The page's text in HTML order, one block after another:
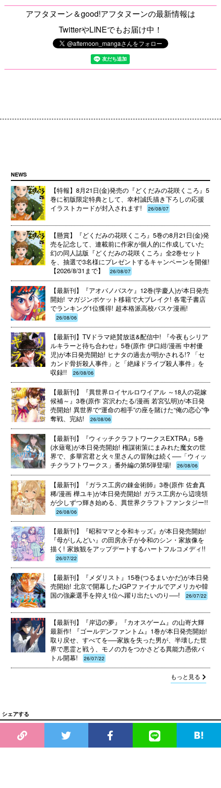
アフタヌーン＆good!アフタヌーンの最新情報は
TwitterやLINEでもお届け中！
NEWS
【特報】8月21日(金)発売の『どくだみの花咲くころ』5
巻に初版限定特典として、幸村誠氏描き下ろしの応援
イラストカードが封入されます!
26/08/07
【懸賞】『どくだみの花咲くころ』5巻の8月21日(金)発
売を記念して、連載前に作家が個人的に作成していた
幻の同人誌版『どくだみの花咲くころ』全2巻セット
を、抽選で3名様にプレゼントするキャンペーンを開催!
【2026/8/31まで】
26/08/07
【最新刊】『アオバノバスケ』12巻(学慶人)が本日発売
開始! マガジンポケット移籍で大ブレイク! 各電子書店
でランキング1位獲得! 超本格派高校バスケ漫画!
26/08/06
【最新刊】TVドラマ絶賛放送&配信中! 『今夜もシリア
ルキラーと待ち合わせ』5巻(原作 伊口紺/漫画 中村優
児)が本日発売開始! ヒナタの過去が明かされる!? 「セ
カンド骨折殺人事件」と「絶縁ドライブ殺人事件」を
収録!!
26/08/06
【最新刊】『異世界ロイヤルロワイアル ～18人の花嫁
候補～』3巻(原作 宮沢わたる/漫画 若宮弘明)が本日発
売開始! 異世界で“運命の相手”の座を賭けた“俺の恋心”争
奪戦、完結!
26/08/06
【最新刊】『ウィッチクラフトワークスEXTRA』5巻
(水薙竜)が本日発売開始! 権謀術策にまみれた魔女の世
界で、多華宮君と火々里さんの冒険は続く──「ウィッ
チクラフトワークス」番外編の第5弾登場!
26/08/06
【最新刊】『ガラス工房の錬金術師』3巻(原作 佐倉真
稀/漫画 樺ユキ)が本日発売開始! ガラス工房から辺境領
が少しずつ輝き始める、異世界クラフトファンタジー!!
26/08/06
【最新刊】『昭和ママと令和キッズ』が本日発売開始!
『母がしんどい』の田房永子が令和のシン・家族像を
描く! 家族観をアップデートするハートフルコメディ!!
26/07/22
【最新刊】『メダリスト』15巻(つるまいかだ)が本日発
売開始! 北京で開幕したJGPファイナルでアメリカや韓
国の強豪選手を抑え1位へ躍り出たいのり──!
26/07/22
【最新刊】『岸辺の夢』『カオスゲーム』の山嵜大輝
最新作! 『ゴールデンファントム』1巻が本日発売開始!
取り戻せ、すべてを──家族を失った男が、半壊した世
界で悪霊と戦う、モノの力をつかさどる異能力憑依バ
トル開幕!
26/07/22
もっと見る
シェアする